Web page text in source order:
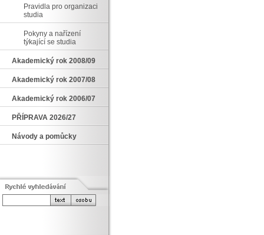
Pravidla pro organizaci
studia
Pokyny a nařízení
týkající se studia
Akademický rok 2008/09
Akademický rok 2007/08
Akademický rok 2006/07
PŘÍPRAVA 2026/27
Návody a pomůcky